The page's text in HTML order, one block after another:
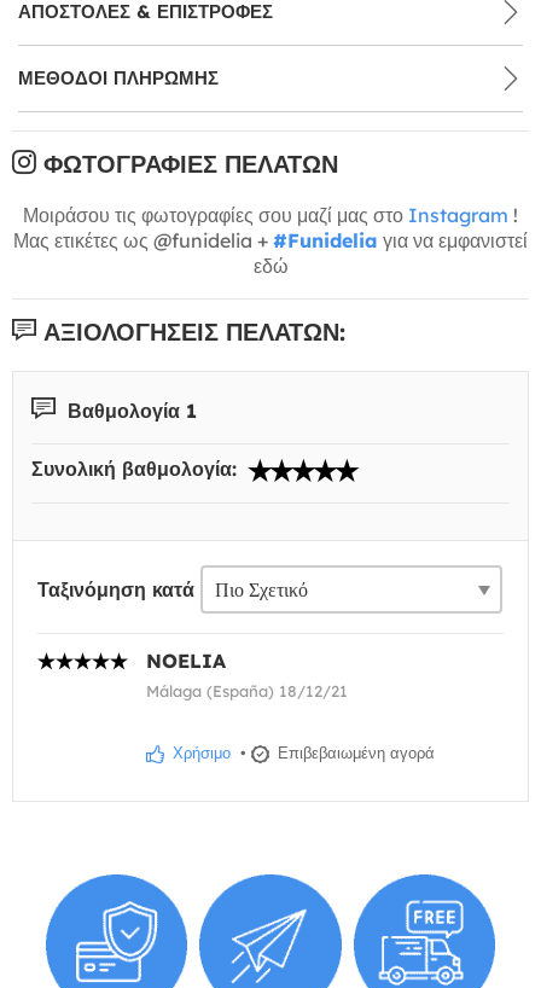
ΑΠΟΣΤΟΛΈΣ & ΕΠΙΣΤΡΟΦΈΣ
ΜΕΘΌΔΟΙ ΠΛΗΡΩΜΉΣ
ΦΩΤΟΓΡΑΦΊΕΣ ΠΕΛΑΤΏΝ
Μοιράσου τις φωτογραφίες σου μαζί μας στο Instagram !
Μας ετικέτες ως @funidelia + #Funidelia για να εμφανιστεί
εδώ
ΑΞΙΟΛΟΓΉΣΕΙΣ ΠΕΛΑΤΏΝ:
Βαθμολογία 1
Συνολική βαθμολογία:
Ταξινόμηση κατά
NOELIA
Málaga (España) 18/12/21
Χρήσιμο • Επιβεβαιωμένη αγορά